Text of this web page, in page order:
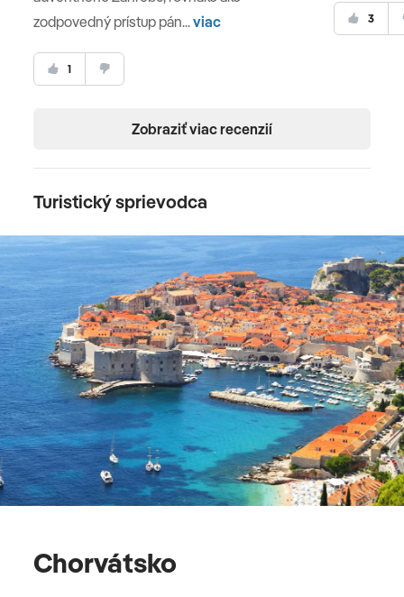
zodpovedný prístup pán...viac
1
3
Zobraziť viac recenzií
Turistický sprievodca
Chorvátsko